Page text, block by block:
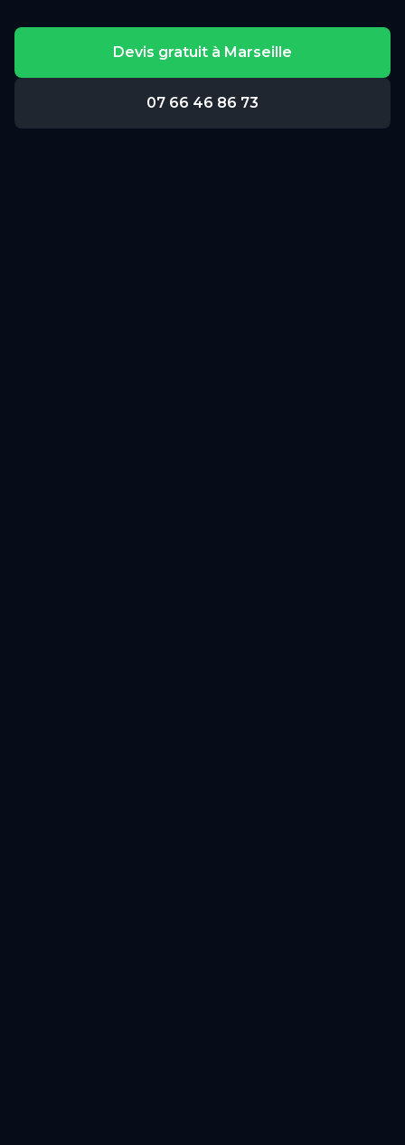
Devis gratuit à Marseille
07 66 46 86 73